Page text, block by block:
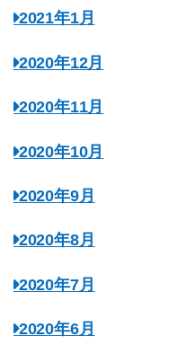
2021年1月
2020年12月
2020年11月
2020年10月
2020年9月
2020年8月
2020年7月
2020年6月